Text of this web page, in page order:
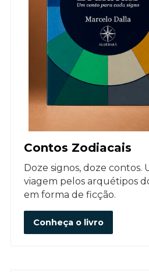
Contos Zodiacais
Doze signos, doze contos.
viagem pelos arquétipos
em forma de ficção.
Conheça o livro